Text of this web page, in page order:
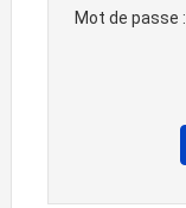
Mot de passe :